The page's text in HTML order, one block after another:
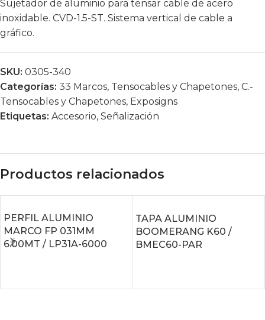
Sujetador de aluminio para tensar cable de acero
inoxidable. CVD-1.5-ST. Sistema vertical de cable a
gráfico.
SKU: 0305-340
Categorías: 33 Marcos, Tensocables y Chapetones, C.-
Tensocables y Chapetones, Exposigns
Etiquetas: Accesorio, Señalización
Productos relacionados
PERFIL ALUMINIO
MARCO FP 031MM
6.00MT / LP31A-6000
TAPA ALUMINIO
BOOMERANG K60 /
BMEC60-PAR